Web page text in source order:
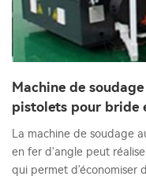
Machine de
pistolets pour bride
La machine de soudage
en fer d'angle peut
qui permet d'économiser